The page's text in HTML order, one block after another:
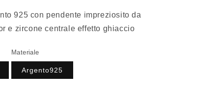
zirconi
925 con pendente impreziosito da
e zircone centrale effetto ghiaccio
Materiale
Argento925